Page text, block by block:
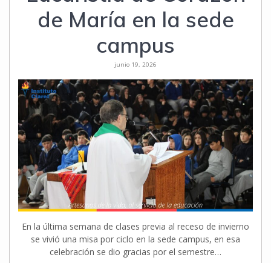
de María en la sede
campus
junio 19, 2026
En la última semana de clases previa al receso de invierno
se vivió una misa por ciclo en la sede campus, en esa
celebración se dio gracias por el semestre…